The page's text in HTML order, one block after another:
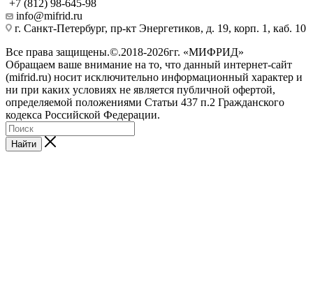
+7 (812) 98-645-98
info@mifrid.ru
г. Санкт-Петербург, пр-кт Энергетиков, д. 19, корп. 1, каб. 10
Все права защищены.©.2018-2026гг. «МИФРИД»
Обращаем ваше внимание на то, что данный интернет-сайт
(mifrid.ru) носит исключительно информационный характер и
ни при каких условиях не является публичной офертой,
определяемой положениями Статьи 437 п.2 Гражданского
кодекса Российской Федерации.
Найти